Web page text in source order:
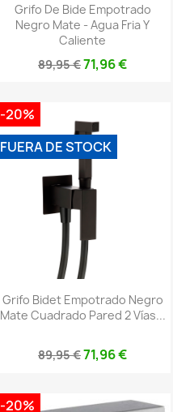
Grifo De Bide Empotrado
Negro Mate - Agua Fria Y
Caliente
89,95 €71,96 €
Grifo Bidet Empotrado Negro
Mate Cuadrado Pared 2 Vías...
89,95 €71,96 €
-20%
FUERA DE STOCK
-20%